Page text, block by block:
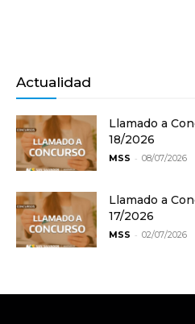
Actualidad
Llamado a
18/2026
MSS - 08/07/2026
Llamado a
17/2026
MSS - 02/07/2026